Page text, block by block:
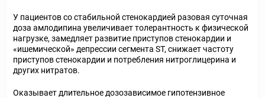
У пациентов со стабильной стенокардией разовая суточная
доза амлодипина увеличивает толерантность к физической
нагрузке, замедляет развитие приступов стенокардии и
«ишемической» депрессии сегмента ST, снижает частоту
приступов стенокардии и потребления нитроглицерина и
других нитратов.
Оказывает длительное дозозависимое гипотензивное